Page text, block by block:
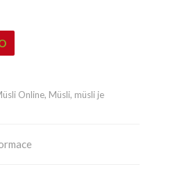
Online, Müsli, müsli je